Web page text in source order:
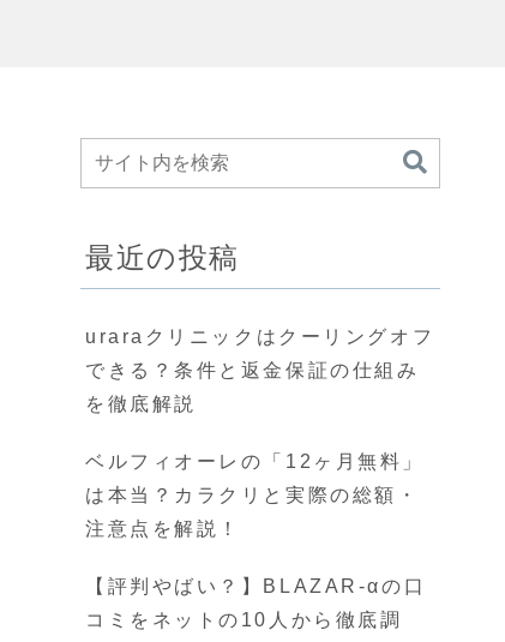
最近の投稿
uraraクリニックはクーリングオフ
できる？条件と返金保証の仕組み
を徹底解説
ベルフィオーレの「12ヶ月無料」
は本当？カラクリと実際の総額・
注意点を解説！
【評判やばい？】BLAZAR-αの口
コミをネットの10人から徹底調